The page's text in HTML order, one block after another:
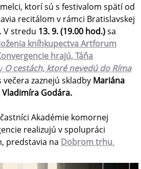
ktorí sú s festivalom spätí od
recitálom v rámci Bratislavskej
V stredu 13. 9. (19.00 hod.)sa
kníhkupectva Artforum
hrajú, Táňa
O cestách, ktoré nevedú do Ríma
večera zaznejú skladby Mariána
Godára.
Akadémie komornej
realizujú v spolupráci
predstavia na Dobrom trhu.